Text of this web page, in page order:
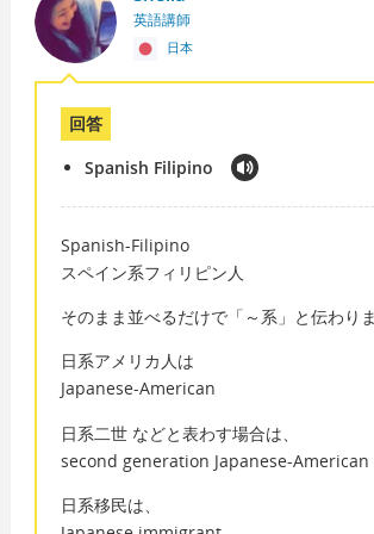
英語講師
日本
回答
Spanish Filipino
Spanish-Filipino
スペイン系フィリピン人
そのまま並べるだけで「～系」と伝わりま
日系アメリカ人は
Japanese-American
日系二世 などと表わす場合は、
second generation Japanese-American
日系移民は、